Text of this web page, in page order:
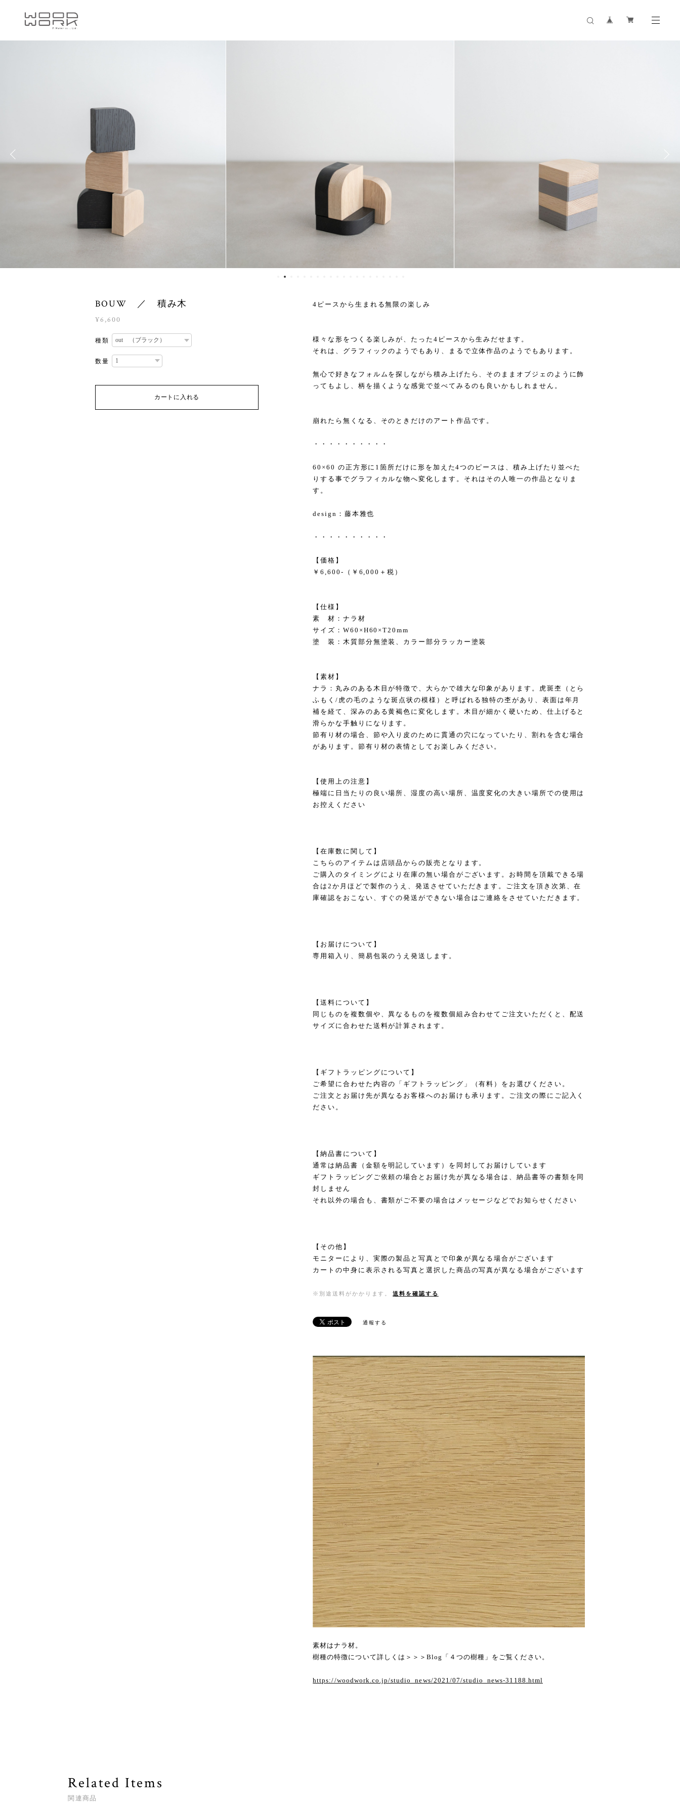
BOUW ／ 積み木
¥6,600
種類
数量
カートに入れる
4ピースから生まれる無限の楽しみ
様々な形をつくる楽しみが、たった4ピースから生みだせます。
それは、グラフィックのようでもあり、まるで立体作品のようでもあります。
無心で好きなフォルムを探しながら積み上げたら、そのままオブジェのように飾
ってもよし、柄を描くような感覚で並べてみるのも良いかもしれません。
崩れたら無くなる、そのときだけのアート作品です。
・・・・・・・・・・
60×60 の正方形に1箇所だけに形を加えた4つのピースは、積み上げたり並べた
りする事でグラフィカルな物へ変化します。それはその人唯一の作品となりま
す。
design：藤本雅也
・・・・・・・・・・
【価格】
￥6,600-（￥6,000＋税）
【仕様】
素 材：ナラ材
サイズ：W60×H60×T20mm
塗 装：木質部分無塗装、カラー部分ラッカー塗装
【素材】
ナラ：丸みのある木目が特徴で、大らかで雄大な印象があります。虎斑杢（とら
ふもく/虎の毛のような斑点状の模様）と呼ばれる独特の杢があり、表面は年月
補を経て、深みのある黄褐色に変化します。木目が細かく硬いため、仕上げると
滑らかな手触りになります。
節有り材の場合、節や入り皮のために貫通の穴になっていたり、割れを含む場合
があります。節有り材の表情としてお楽しみください。
【使用上の注意】
極端に日当たりの良い場所、湿度の高い場所、温度変化の大きい場所での使用は
お控えください
【在庫数に関して】
こちらのアイテムは店頭品からの販売となります。
ご購入のタイミングにより在庫の無い場合がございます。お時間を頂戴できる場
合は2か月ほどで製作のうえ、発送させていただきます。ご注文を頂き次第、在
庫確認をおこない、すぐの発送ができない場合はご連絡をさせていただきます。
【お届けについて】
専用箱入り、簡易包装のうえ発送します。
【送料について】
同じものを複数個や、異なるものを複数個組み合わせてご注文いただくと、配送
サイズに合わせた送料が計算されます。
【ギフトラッピングについて】
ご希望に合わせた内容の「ギフトラッピング」（有料）をお選びください。
ご注文とお届け先が異なるお客様へのお届けも承ります。ご注文の際にご記入く
ださい。
【納品書について】
通常は納品書（金額を明記しています）を同封してお届けしています
ギフトラッピングご依頼の場合とお届け先が異なる場合は、納品書等の書類を同
封しません
それ以外の場合も、書類がご不要の場合はメッセージなどでお知らせください
【その他】
モニターにより、実際の製品と写真とで印象が異なる場合がございます
カートの中身に表示される写真と選択した商品の写真が異なる場合がございます
※別途送料がかかります。 送料を確認する
通報する
素材はナラ材。
樹種の特徴について詳しくは＞＞＞Blog「４つの樹種」をご覧ください。
https://woodwork.co.jp/studio_news/2021/07/studio_news-31188.html
Related Items
関連商品